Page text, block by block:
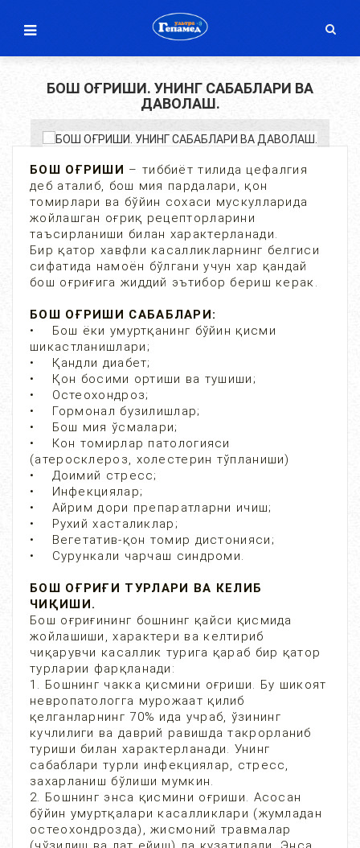
БОШ ОҒРИШИ. УНИНГ САБАБЛАРИ ВА
ДАВОЛАШ.
БОШ ОҒРИШИ – тиббиёт тилида цефалгия
деб аталиб, бош мия пардалари, қон
томирлари ва бўйин сохаси мускулларида
жойлашган оғриқ рецепторларини
таъсирланиши билан характерланади.
Бир қатор хавфли касалликларнинг белгиси
сифатида намоён бўлгани учун хар қандай
бош оғриғига жиддий эътибор бериш керак.
БОШ ОҒРИШИ САБАБЛАРИ:
• Бош ёки умуртқанинг бўйин қисми
шикастланишлари;
• Қандли диабет;
• Қон босими ортиши ва тушиши;
• Остеохондроз;
• Гормонал бузилишлар;
• Бош мия ўсмалари;
• Кон томирлар патологияси
(атеросклероз, холестерин тўпланиши)
• Доимий стресс;
• Инфекциялар;
• Айрим дори препаратларни ичиш;
• Рухий хасталиклар;
• Вегетатив-қон томир дистонияси;
• Сурункали чарчаш синдроми.
БОШ ОҒРИҒИ ТУРЛАРИ ВА КЕЛИБ
ЧИҚИШИ.
Бош оғриғининг бошнинг қайси қисмида
жойлашиши, характери ва келтириб
чиқарувчи касаллик турига қараб бир қатор
турларии фарқланади:
1. Бошнинг чакка қисмини оғриши. Бу шикоят
невропатологга мурожаат қилиб
қелганларнинг 70% ида учраб, ўзининг
кучлилиги ва даврий равишда такрорланиб
туриши билан характерланади. Унинг
сабаблари турли инфекциялар, стресс,
захарланиш бўлиши мумкин.
2. Бошнинг энса қисмини оғриши. Асосан
бўйин умуртқалари касалликлари (жумладан
остеохондрозда), жисмоний травмалар